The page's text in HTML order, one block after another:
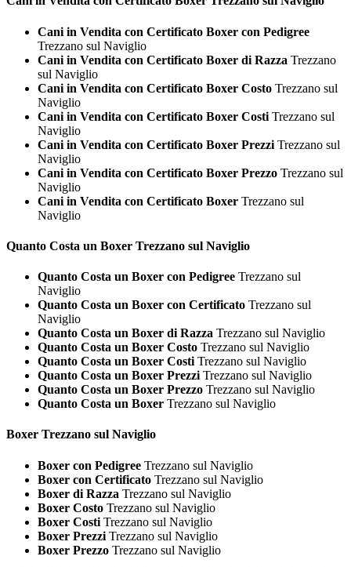
Cani in Vendita con Certificato Boxer con Pedigree
Trezzano sul Naviglio
Cani in Vendita con Certificato Boxer di Razza Trezzano
sul Naviglio
Cani in Vendita con Certificato Boxer Costo Trezzano sul
Naviglio
Cani in Vendita con Certificato Boxer Costi Trezzano sul
Naviglio
Cani in Vendita con Certificato Boxer Prezzi Trezzano sul
Naviglio
Cani in Vendita con Certificato Boxer Prezzo Trezzano sul
Naviglio
Cani in Vendita con Certificato Boxer Trezzano sul
Naviglio
Quanto Costa un Boxer Trezzano sul Naviglio
Quanto Costa un Boxer con Pedigree Trezzano sul
Naviglio
Quanto Costa un Boxer con Certificato Trezzano sul
Naviglio
Quanto Costa un Boxer di Razza Trezzano sul Naviglio
Quanto Costa un Boxer Costo Trezzano sul Naviglio
Quanto Costa un Boxer Costi Trezzano sul Naviglio
Quanto Costa un Boxer Prezzi Trezzano sul Naviglio
Quanto Costa un Boxer Prezzo Trezzano sul Naviglio
Quanto Costa un Boxer Trezzano sul Naviglio
Boxer Trezzano sul Naviglio
Boxer con Pedigree Trezzano sul Naviglio
Boxer con Certificato Trezzano sul Naviglio
Boxer di Razza Trezzano sul Naviglio
Boxer Costo Trezzano sul Naviglio
Boxer Costi Trezzano sul Naviglio
Boxer Prezzi Trezzano sul Naviglio
Boxer Prezzo Trezzano sul Naviglio